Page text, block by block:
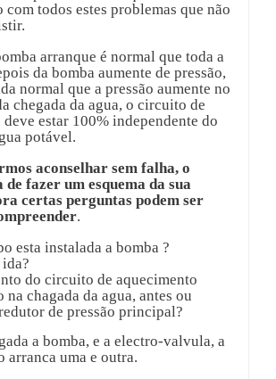
todos estes problemas que não
arranque é normal que toda a
da bomba aumente de pressão,
normal que a pressão aumente no
chegada da agua, o circuito de
estar 100% independente do
potável.
aconselhar sem falha, o
fazer um esquema da sua
certas perguntas podem ser
.
esta instalada a bomba ?
do circuito de aquecimento
na chagada da agua, antes ou
de pressão principal?
a bomba, e a electro-valvula, a
arranca uma e outra.